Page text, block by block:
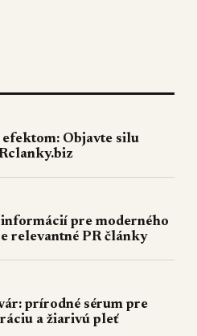
Objavte silu
pre moderného
relevantné PR články
prírodné sérum pre
a žiarivú pleť